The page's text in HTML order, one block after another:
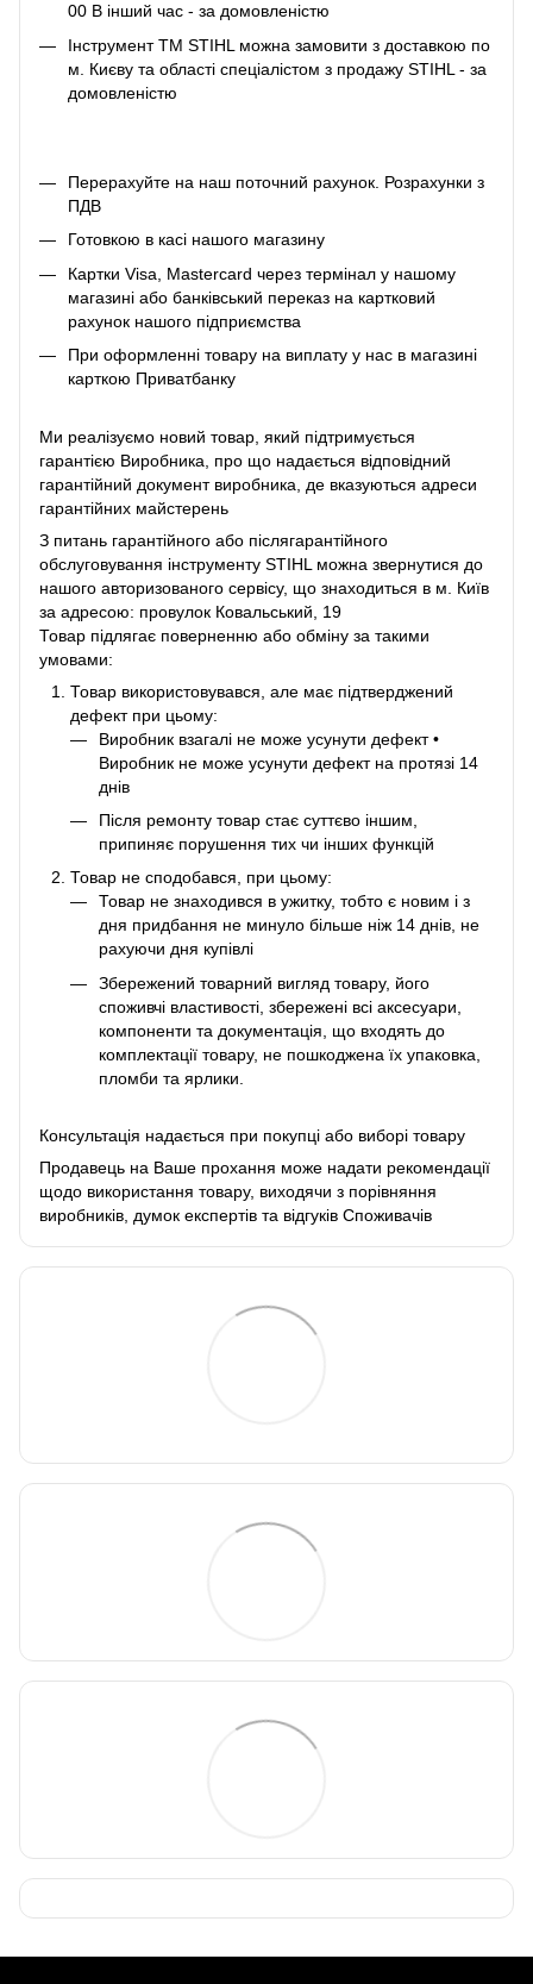
00 В інший час - за домовленістю
Інструмент ТМ STIHL можна замовити з доставкою по
м. Києву та області спеціалістом з продажу STIHL - за
домовленістю
Перерахуйте на наш поточний рахунок. Розрахунки з
ПДВ
Готовкою в касі нашого магазину
Картки Visa, Mastercard через термінал у нашому
магазині або банківський переказ на картковий
рахунок нашого підприємства
При оформленні товару на виплату у нас в магазині
карткою Приватбанку
Ми реалізуємо новий товар, який підтримується
гарантією Виробника, про що надається відповідний
гарантійний документ виробника, де вказуються адреси
гарантійних майстерень
З питань гарантійного або післягарантійного
обслуговування інструменту STIHL можна звернутися до
нашого авторизованого сервісу, що знаходиться в м. Київ
за адресою: провулок Ковальський, 19
Товар підлягає поверненню або обміну за такими
умовами:
Товар використовувався, але має підтверджений
дефект при цьому:
Виробник взагалі не може усунути дефект •
Виробник не може усунути дефект на протязі 14
днів
Після ремонту товар стає суттєво іншим,
припиняє порушення тих чи інших функцій
Товар не сподобався, при цьому:
Товар не знаходився в ужитку, тобто є новим і з
дня придбання не минуло більше ніж 14 днів, не
рахуючи дня купівлі
Збережений товарний вигляд товару, його
споживчі властивості, збережені всі аксесуари,
компоненти та документація, що входять до
комплектації товару, не пошкоджена їх упаковка,
пломби та ярлики.
Консультація надається при покупці або виборі товару
Продавець на Ваше прохання може надати рекомендації
щодо використання товару, виходячи з порівняння
виробників, думок експертів та відгуків Споживачів